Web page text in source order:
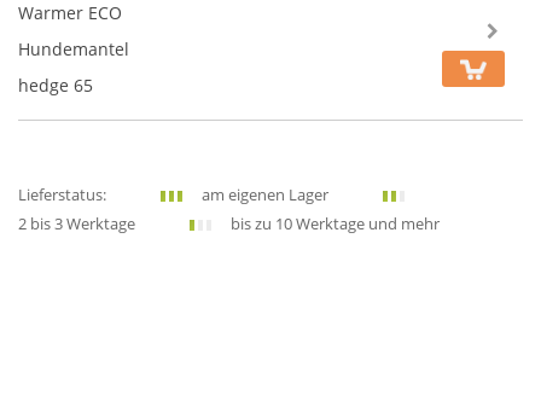
Warmer ECO
Hundemantel
hedge 65
Lieferstatus:
am eigenen Lager
2 bis 3 Werktage
bis zu 10 Werktage und mehr